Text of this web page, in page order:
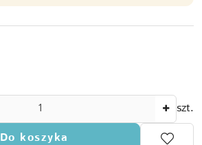
szt.
Do koszyka